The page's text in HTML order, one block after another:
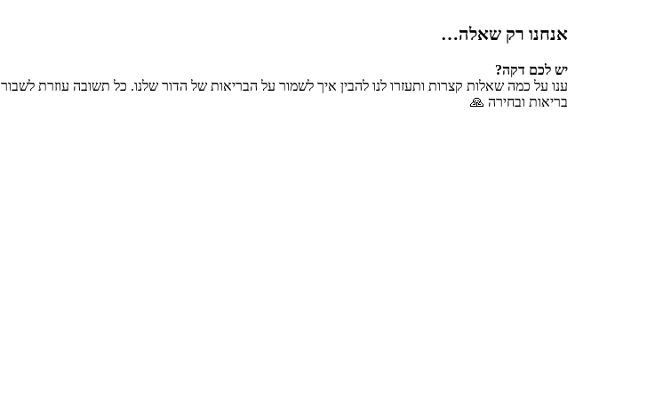
אנחנו רק שאלה…
יש לכם דקה?
ענו על כמה שאלות קצרות ותעזרו לנו להבין איך לשמור על הבריאות של הדור שלנו. כל תשובה עוזרת
בריאות ובחירה 🙏